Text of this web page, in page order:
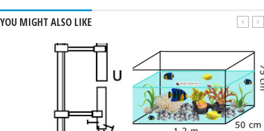
YOU MIGHT ALSO LIKE